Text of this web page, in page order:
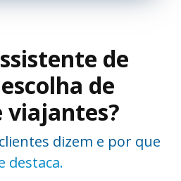
de
de
viajantes?
dizem e por que
destaca.